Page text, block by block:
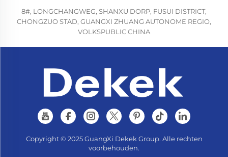
8#, LONGCHANGWEG, SHANXU DORP, FUSUI DISTRICT,
CHONGZUO STAD, GUANGXI ZHUANG AUTONOME REGIO,
VOLKSPUBLIC CHINA
Copyright © 2025 GuangXi Dekek Group. Alle rechten
voorbehouden.